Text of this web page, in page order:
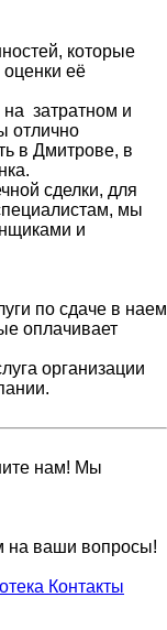
которые
её
затратном и
отлично
в Дмитрове, в
сделки, для
мы
и
по сдаче в наем
оплачивает
организации
нам! Мы
на ваши вопросы!
Контакты